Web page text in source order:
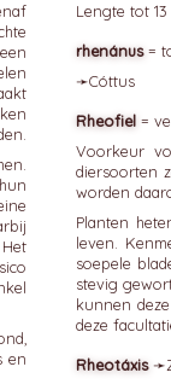
en
Lengte tot 13
rhenánus =
➛Cóttus
Rheofiel =
Voorkeur
diersoorten
worden
Planten
leven.
soepele
stevig
kunnen
deze
Rheotáxis➛